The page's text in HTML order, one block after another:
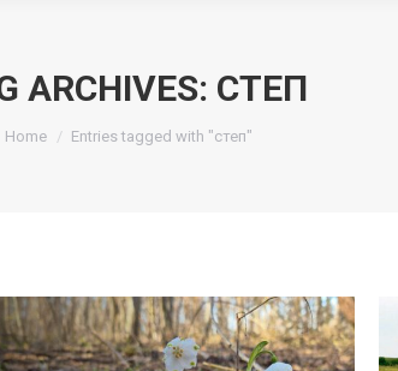
ARCHIVES: СТЕП
Home Entries tagged with "степ"